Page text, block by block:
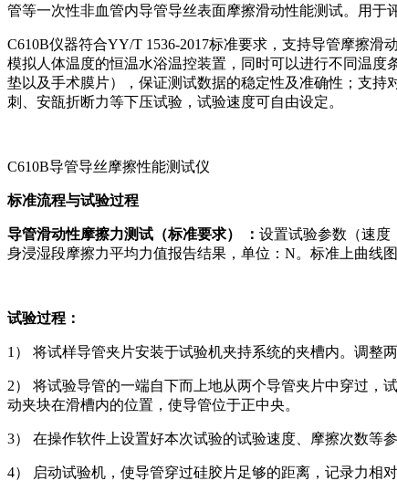
管等一次性非血管内导管导丝表面摩擦滑动性能测试。用于
C610B仪器符合YY/T 1536-2017标准要求，支持导管摩擦
模拟人体温度的恒温水浴温控装置，同时可以进行不同温
垫以及手术膜片），保证测试数据的稳定性及准确性；支
刺、安瓿折断力等下压试验，试验速度可自由设定。
C610B导管导丝摩擦性能测试仪
标准流程与试验过程
导管滑动性摩擦力测试 （标准要求） ： 设置试验参数（速
身浸湿段摩擦力平均力值报告结果，单位：N。标准上曲线
试验过程：
1） 将试样导管夹片安装于试验机夹持系统的夹槽内。调整
2） 将试验导管的一端自下而上地从两个导管夹片中穿过，
动夹块在滑槽内的位置，使导管位于正中央。
3） 在操作软件上设置好本次试验的试验速度、摩擦次数等参
4） 启动试验机，使导管穿过硅胶片足够的距离，记录力相